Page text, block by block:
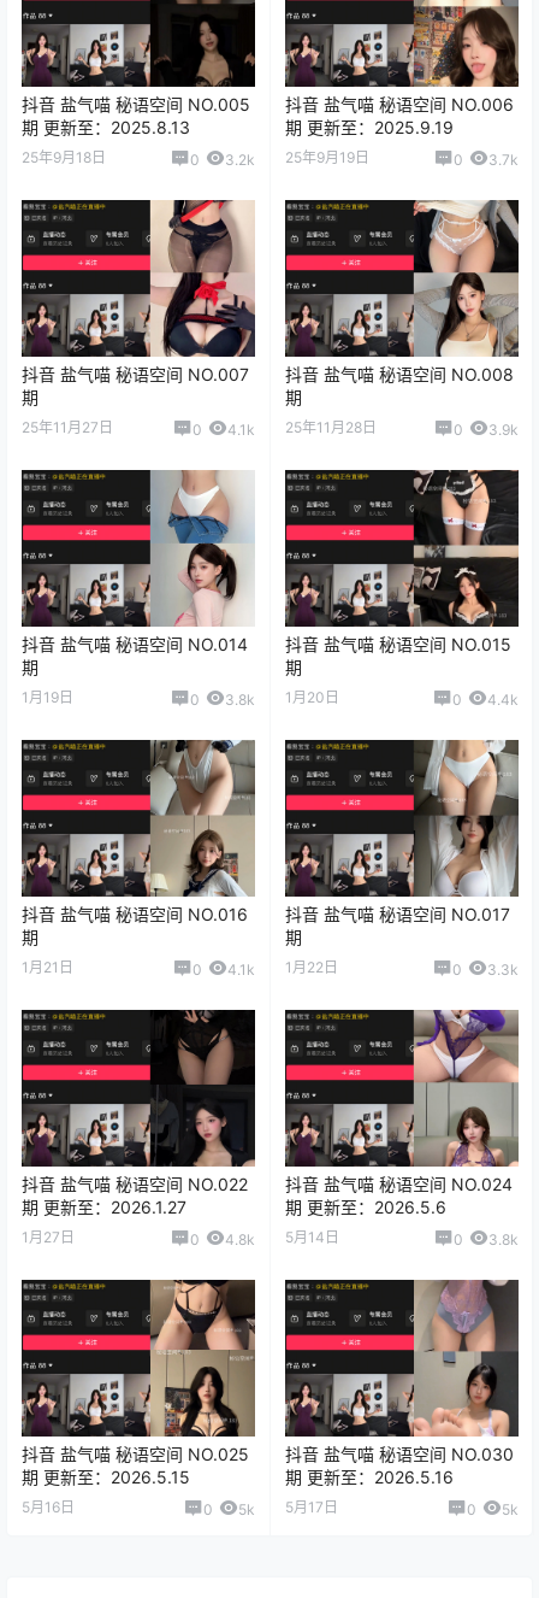
抖音 盐气喵 秘语空间 NO.005
期 更新至：2025.8.13
25年9月18日 0 3.2k
抖音 盐气喵 秘语空间 NO.006
期 更新至：2025.9.19
25年9月19日 0 3.7k
抖音 盐气喵 秘语空间 NO.007
期
25年11月27日 0 4.1k
抖音 盐气喵 秘语空间 NO.008
期
25年11月28日 0 3.9k
抖音 盐气喵 秘语空间 NO.014
期
1月19日 0 3.8k
抖音 盐气喵 秘语空间 NO.015
期
1月20日 0 4.4k
抖音 盐气喵 秘语空间 NO.016
期
1月21日 0 4.1k
抖音 盐气喵 秘语空间 NO.017
期
1月22日 0 3.3k
抖音 盐气喵 秘语空间 NO.022
期 更新至：2026.1.27
1月27日 0 4.8k
抖音 盐气喵 秘语空间 NO.024
期 更新至：2026.5.6
5月14日 0 3.8k
抖音 盐气喵 秘语空间 NO.025
期 更新至：2026.5.15
5月16日 0 5k
抖音 盐气喵 秘语空间 NO.030
期 更新至：2026.5.16
5月17日 0 5k